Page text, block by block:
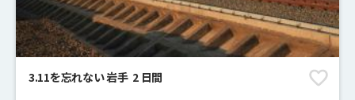
3.11を忘れない 岩手 2 日間